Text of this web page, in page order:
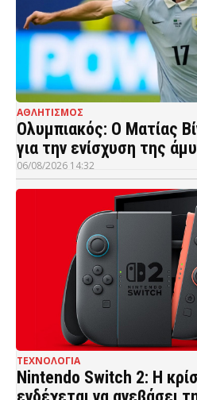
ΑΘΛΗΤΙΣΜΟΣ
Ολυμπιακός: Ο Ματίας
για την ενίσχυση της
06/08/2026 14:32
ΤΕΧΝΟΛΟΓΙΑ
Nintendo Switch 2: Η